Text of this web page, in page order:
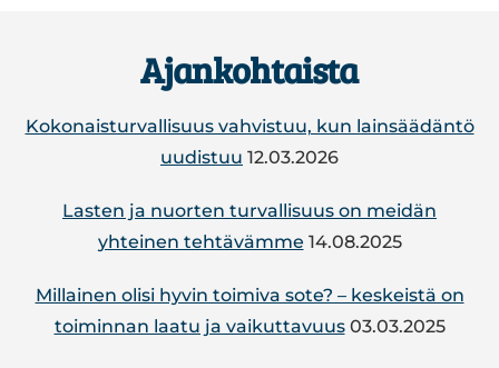
MAAMME
LI­
TUR­
LI­
SUUS
Ajankohtaista
Kokonaisturvallisuus vahvistuu, kun lainsäädäntö
uudistuu 12.03.2026
Lasten ja nuorten turvallisuus on meidän
yhteinen tehtävämme 14.08.2025
Mil­lai­nen olisi hyvin toimiva sote? – kes­keis­tä on
toi­min­nan laatu ja vai­kut­ta­vuus 03.03.2025